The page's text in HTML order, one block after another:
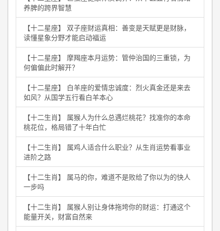
养脾的跨界智慧
【十二星座】 双子座财运真相：善变是天赋更是财脉，
读懂星象分野才能启动福运
【十二星座】 摩羯座本月运势：管仲治国的三重锁，为
何偏偏此时解开？
【十二星座】 白羊座的爱情忠诚度：烈火真金还是来去
如风？从国学五行看白羊本心
【十二生肖】 属猴人为什么总遇烂桃花？找准你的本命
桃花位，格局错了十年白忙
【十二生肖】 属鸡人适合什么职业？从生肖运势看事业
进阶之路
【十二生肖】 属马的你，难道不是败给了你以为的快人
一步吗
【十二生肖】 属猴人别让身体拖垮你的财运：打通这个
能量开关，财富自然来